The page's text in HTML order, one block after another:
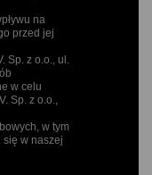
na
przed jej
Sp. z o.o., ul.
w celu
Sp. z o.o.,
w tym
się w naszej